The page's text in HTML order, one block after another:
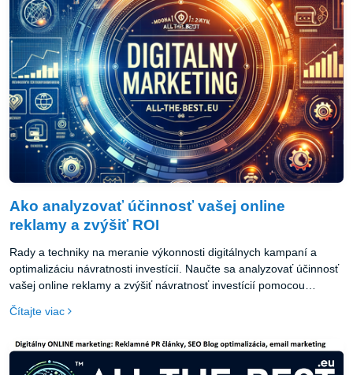
Ako analyzovať účinnosť vašej online
reklamy a zvýšiť ROI
Rady a techniky na meranie výkonnosti digitálnych kampaní a
optimalizáciu návratnosti investícií. Naučte sa analyzovať účinnosť
vašej online reklamy a zvýšiť návratnosť investícií pomocou
meraní výkonnosti digitálnych kampaní, stanovení cieľov, využití
optimalizácii na dosiahnutie lepších výsledkov.
Čítajte viac